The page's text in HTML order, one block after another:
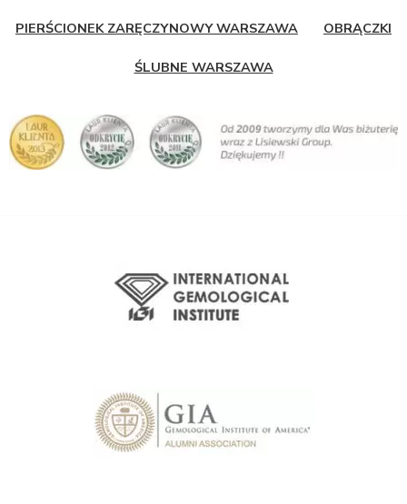
PIERŚCIONEK ZARĘCZYNOWY WARSZAWA OBRĄCZKI
ŚLUBNE WARSZAWA